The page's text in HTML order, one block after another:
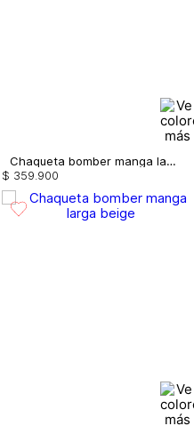
Chaqueta bomber manga larga
$ 359 900